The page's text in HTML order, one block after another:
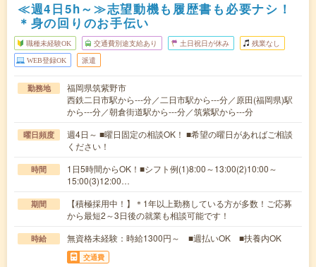
≪週4日5h～≫志望動機も履歴書も必要ナシ！
＊身の回りのお手伝い
職種未経験OK 交通費別途支給あり 土日祝日が休み 残業なし
WEB登録OK 派遣
勤務地
福岡県筑紫野市
西鉄二日市駅から---分／二日市駅から---分／原田(福岡県)駅
から---分／朝倉街道駅から---分／筑紫駅から---分
曜日頻度
週4日～ ■曜日固定の相談OK！ ■希望の曜日があればご相談
ください！
時間
1日5時間からOK！■シフト例(1)8:00～13:00(2)10:00～
15:00(3)12:00…
期間
【積極採用中！】＊1年以上勤務している方が多数！ご応募
から最短2～3日後の就業も相談可能です！
時給 無資格未経験：時給1300円～ ■週払いOK ■扶養内OK
交通費